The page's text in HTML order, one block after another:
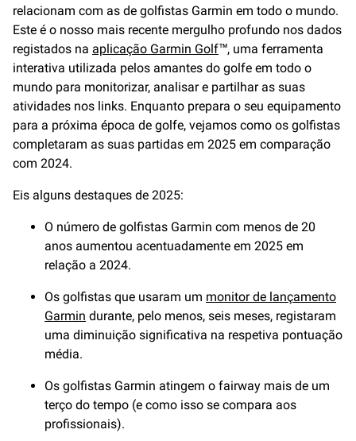
relacionam com as de golfistas Garmin em todo o mundo.
Este é o nosso mais recente mergulho profundo nos dados
registados na aplicação Garmin Golf™, uma ferramenta
interativa utilizada pelos amantes do golfe em todo o
mundo para monitorizar, analisar e partilhar as suas
atividades nos links. Enquanto prepara o seu equipamento
para a próxima época de golfe, vejamos como os golfistas
completaram as suas partidas em 2025 em comparação
com 2024.
Eis alguns destaques de 2025:
O número de golfistas Garmin com menos de 20
anos aumentou acentuadamente em 2025 em
relação a 2024.
Os golfistas que usaram um monitor de lançamento
Garmin durante, pelo menos, seis meses, registaram
uma diminuição significativa na respetiva pontuação
média.
Os golfistas Garmin atingem o fairway mais de um
terço do tempo (e como isso se compara aos
profissionais).